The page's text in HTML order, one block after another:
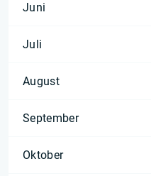
Juni
Juli
August
September
Oktober